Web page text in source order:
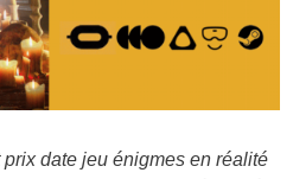
date jeu énigmes en réalité